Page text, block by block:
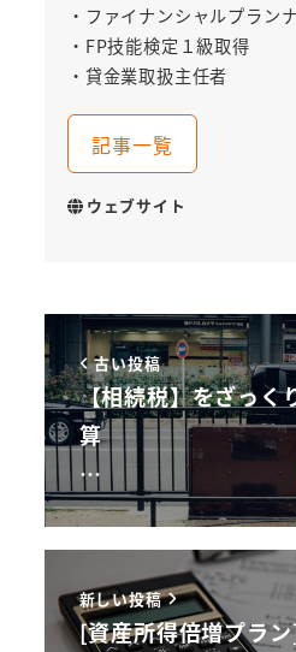
・ファイナンシャルプラン
・FP技能検定１級取得
・貸金業取扱主任者
記事一覧
ウェブサイト
古い投稿
【相続税】をざっく
…
新しい投稿
[資産所得倍増プラ